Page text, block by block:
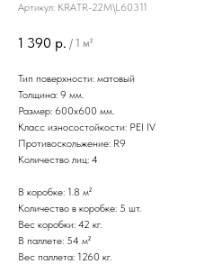
Артикул: KRATR-22M\L60311
1 390 р. / 1 м²
Тип поверхности: матовый
Толщина: 9 мм.
Размер: 600х600 мм.
Класс износостойкости: PEI IV
Противоскольжение: R9
Количество лиц: 4
В коробке: 1.8 м²
Количество в коробке: 5 шт.
Вес коробки: 42 кг.
В паллете: 54 м²
Вес паллета: 1260 кг.